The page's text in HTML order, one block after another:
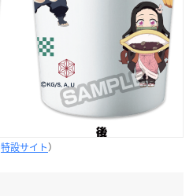
特設サイト）